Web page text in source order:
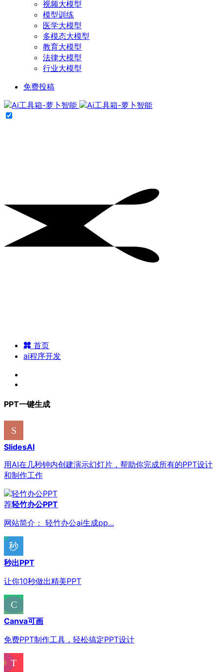
视频大模型
模型训练
医学大模型
多模态大模型
教育大模型
法律大模型
行业大模型
免费投稿
首页
ai程序开发
PPT一键生成
SlidesAI
用AI在几秒钟内创建演示幻灯片，帮助你完成所有的PPT设计
和制作工作
荐轻竹办公PPT
网站简介： 轻竹办公ai生成pp...
秒出PPT
让你10秒做出精美PPT
Canva可画
免费PPT制作工具，轻松搞定PPT设计